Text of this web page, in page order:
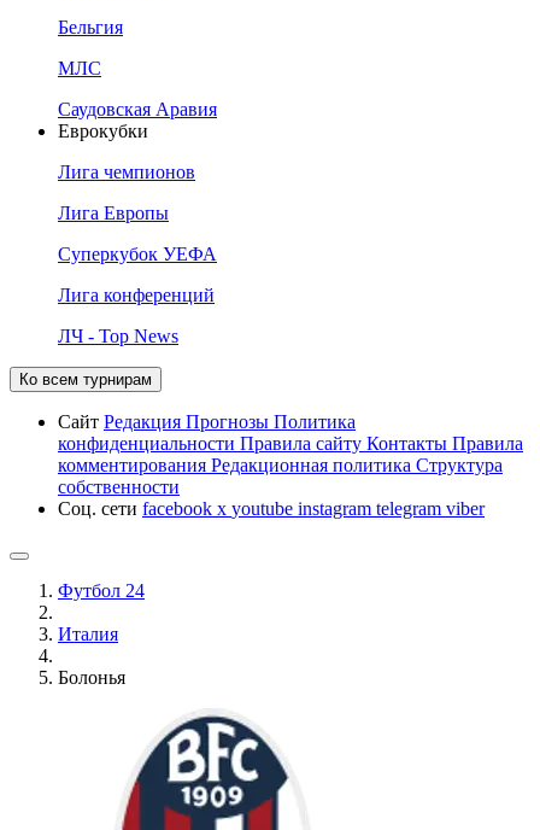
Бельгия
МЛС
Саудовская Аравия
Еврокубки
Лига чемпионов
Лига Европы
Суперкубок УЕФА
Лига конференций
ЛЧ - Top News
Ко всем турнирам
Сайт Редакция Прогнозы Политика
конфиденциальности Правила сайту Контакты Правила
комментирования Редакционная политика Структура
собственности
Соц. сети facebook x youtube instagram telegram viber
Футбол 24
Италия
Болонья